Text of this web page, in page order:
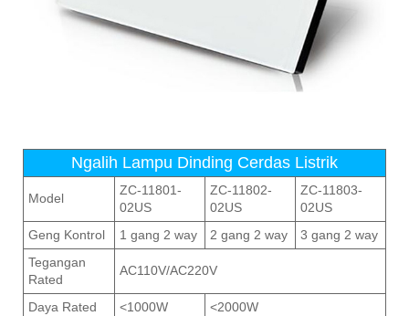
Ngalih Lampu Dinding Cerdas Listrik
Model
ZC-11801-
02US
ZC-11802-
02US
ZC-11803-
02US
Geng Kontrol
1 gang 2 way 2 gang 2 way
3 gang 2 way
Tegangan
Rated
AC110V/AC220V
Daya Rated <1000W <2000W